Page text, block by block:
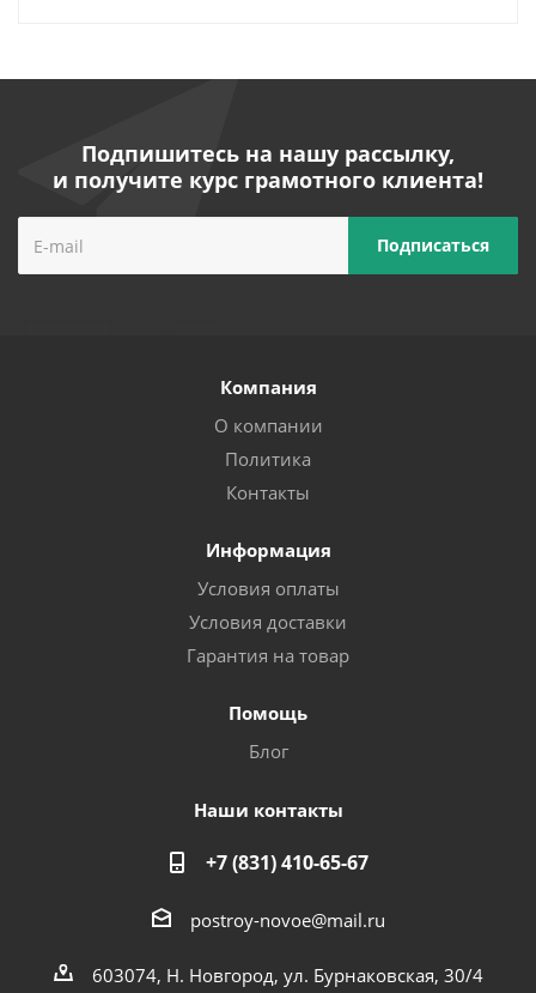
Подпишитесь на нашу рассылку,
и получите курс грамотного клиента!
Компания
О компании
Политика
Контакты
Информация
Условия оплаты
Условия доставки
Гарантия на товар
Помощь
Блог
Наши контакты
+7 (831) 410-65-67
postroy-novoe@mail.ru
603074, Н. Новгород, ул. Бурнаковская, 30/4